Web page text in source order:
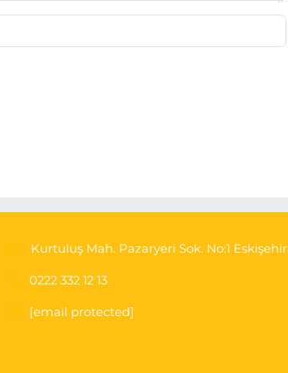
Kurtuluş Mah. Pazaryeri Sok. No:1 Eskişehir
0222 332 12 13
[email protected]